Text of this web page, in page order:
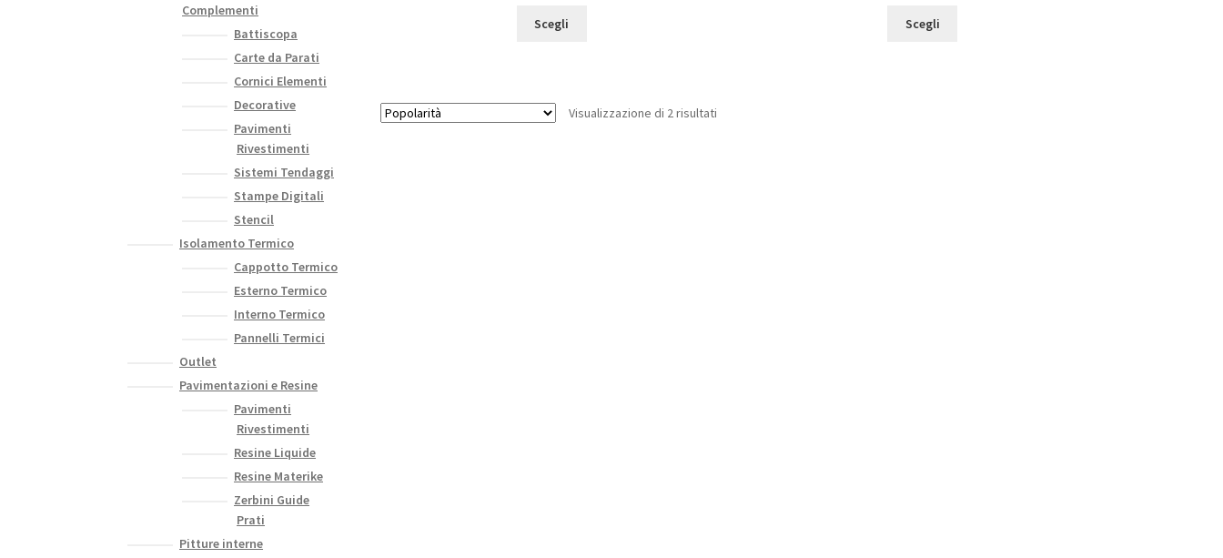
Scegli
Le
Scegli
Visualizzazione di 2 risultatiPopolarità
Complementi
Battiscopa
Carte da Parati
Cornici Elementi
Decorative
Pavimenti
Rivestimenti
Sistemi Tendaggi
Stampe Digitali
Stencil
Isolamento Termico
Cappotto Termico
Esterno Termico
Interno Termico
Pannelli Termici
Outlet
Pavimentazioni e Resine
Pavimenti
Rivestimenti
Resine Liquide
Resine Materike
Zerbini Guide
Prati
Pitture interne